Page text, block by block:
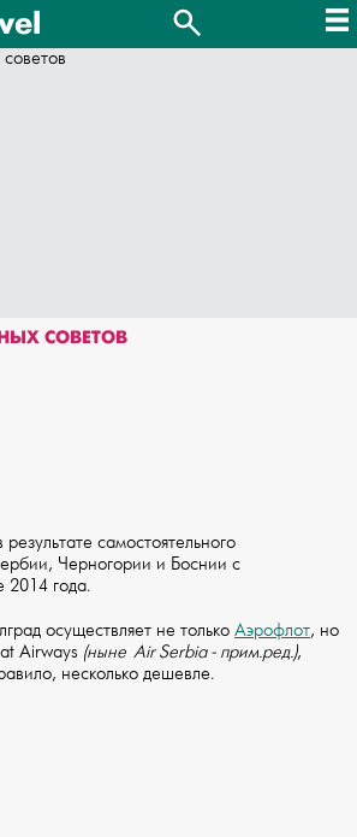
СОВЕТОВ
самостоятельного
Черногории и Боснии с
2014 года.
осуществляет не только Аэрофлот, но
Airways (ныне Air Serbia - прим.ред.),
несколько дешевле.